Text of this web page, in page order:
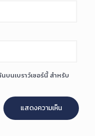
บนเบราว์เซอร์นี้ สำหรับ